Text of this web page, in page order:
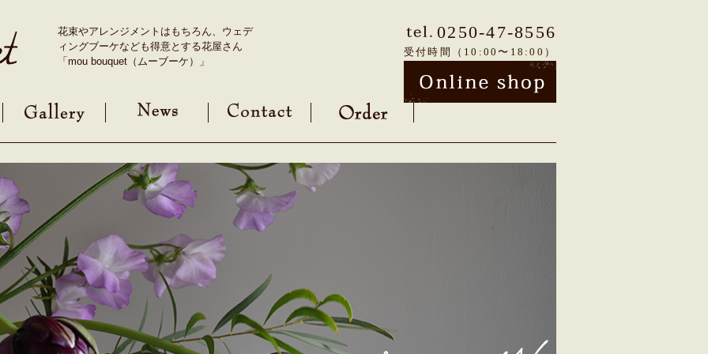
花束やアレンジメントはもちろん、ウェデ
ィングブーケなども得意とする花屋さん
「mou bouquet（ムーブーケ）」
0250-47-8556
受付時間（10:00〜18:00）